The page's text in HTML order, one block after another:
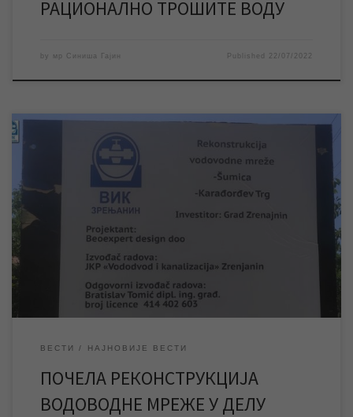
РАЦИОНАЛНО ТРОШИТЕ ВОДУ
by мр Синиша Гајин Published 22/07/2022
Заменом постојеће водоводне мреже у Призренској улици
почињу радови на реконструкцији водоводне мреже у делу
насеља Шумица, чиме се наставља реализација пројекта
„Прва фазе реконструкције водоводне мреже у граду“. У
понедељак 11. јула ЈКП „Водовод и канализација“ започело је
радове на замени постојеће водоводне мреже новом у
Призренској улици у […]
ВЕСТИ НАЈНОВИЈЕ ВЕСТИ
ПОЧЕЛА РЕКОНСТРУКЦИЈА
ВОДОВОДНЕ МРЕЖЕ У ДЕЛУ